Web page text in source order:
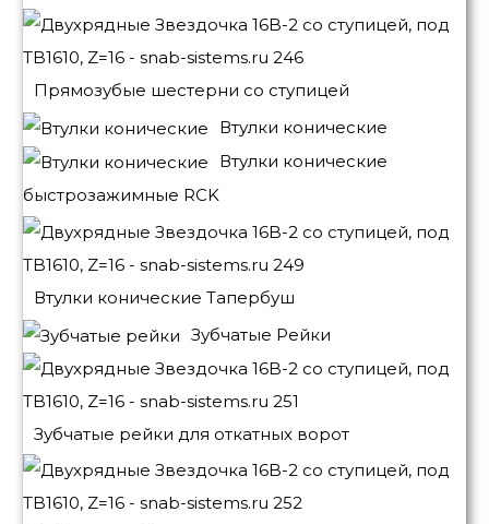
Прямозубые шестерни со ступицей
Втулки конические
Втулки конические
быстрозажимные RCK
Втулки конические Тапербуш
Зубчатые Рейки
Зубчатые рейки для откатных ворот